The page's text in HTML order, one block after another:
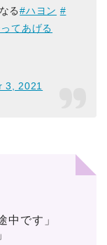
る#ハヨン #
てあげる
3, 2021
中です」